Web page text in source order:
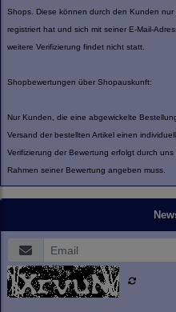
Shops. Diese können durch den Kunden
registriert hat und sich mit seiner E-Mail-
weitere Verifizierung findet nicht statt.
Shopbewertungen über Shopauskunft:
Nur Kunden, die eine abgewickelte
Versand der bestellten Artikel einen
Verifizierung der Bewertung erfolgt durch
Rahmen seiner Bewertung angeben muss.